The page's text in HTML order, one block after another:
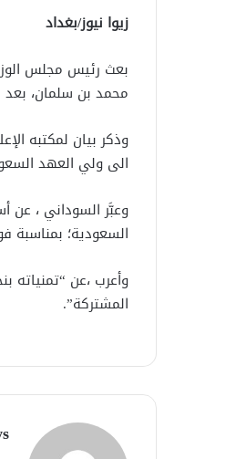
زيوا نيوز/بغداد
بعث رئيس مجلس
محمد بن سلمان، بعد
وذكر بيان لمكتبه
الى ولي العهد
وعبَّر السوداني ، عن
السعودية؛ بمناسبة
وأعرب ،عن “تمنياته
المشتركة”.